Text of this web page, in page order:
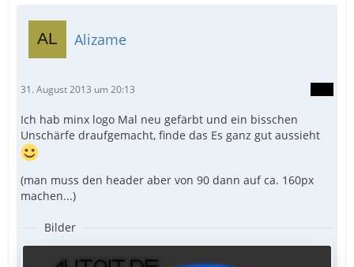
Alizame
31. August 2013 um 20:13
Ich hab minx logo Mal neu gefärbt und ein bisschen
Unschärfe draufgemacht, finde das Es ganz gut aussieht
(man muss den header aber von 90 dann auf ca. 160px
machen...)
Bilder